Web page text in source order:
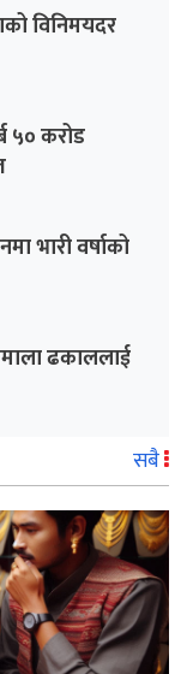
विनिमयदर
५० करोड
भारी वर्षाको
ढकाललाई
सबै